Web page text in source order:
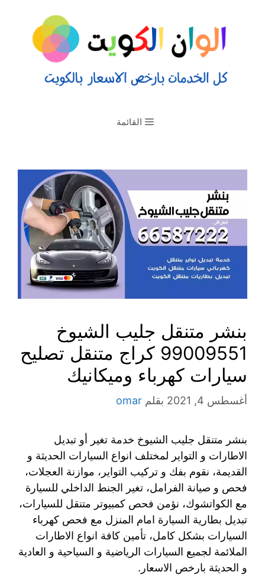
القائمة
بنشر متنقل جليب الشيوخ
99009551‬ كراج متنقل تصليح
سيارات كهرباء وميكانيك
أغسطس 4, 2021 بقلم omar
بنشر متنقل جليب الشيوخ خدمة تغير أو تبديل
الاطارات و التواير لمختلف انواع السيارات الحديثة و
القديمة، نقوم بفك و تركيب التواير، موازنة العجلات،
فحص و صيانة الفرامل، تغير الجنط الداخلي للسيارة
مع الكواتشوك، نؤمن فحص كمبيوتر متنقل للسيارات،
تبديل بطارية السيارة امام المنزل مع فحص كهرباء
السيارات بشكل كامل، تأمين كافة انواع الاطارات
الملائمة لجميع السيارات الرياضية و السياحية و العادية
و الحديثة بارخص الاسعار.